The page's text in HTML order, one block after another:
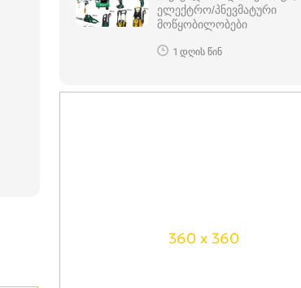
ელექტრო/პნევმატური
მოწყობილობები
1 დღის წინ
360 x 360